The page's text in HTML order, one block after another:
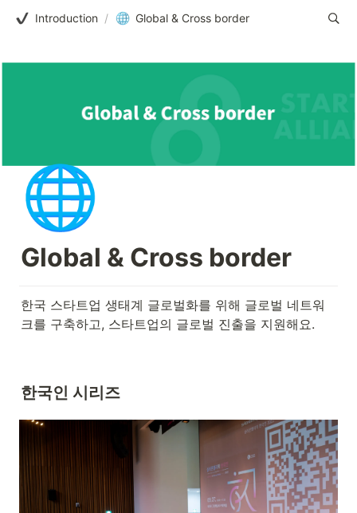
Introduction / Global & Cross border
🌐
Global & Cross border
한국 스타트업 생태계 글로벌화를 위해 글로벌 네트워
크를 구축하고, 스타트업의 글로벌 진출을 지원해요.
한국인 시리즈